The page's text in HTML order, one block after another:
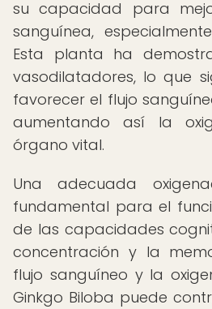
su capacidad para
sanguínea,
Esta planta ha
vasodilatadores, lo que
favorecer el flujo
aumentando así la
órgano vital.
Una adecuada
fundamental para el
de las capacidades
concentración y la
flujo sanguíneo y la
Ginkgo Biloba puede